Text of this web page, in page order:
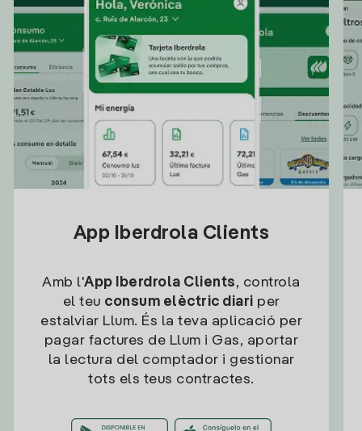
App Iberdrola Clients
Amb l'App Iberdrola Clients, controla
el teu consum elèctric diari per
estalviar Llum. És la teva aplicació per
pagar factures de Llum i Gas, aportar
la lectura del comptador i gestionar
tots els teus contractes.